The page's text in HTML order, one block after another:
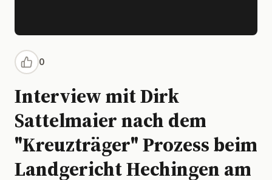
0
Interview mit Dirk
Sattelmaier nach dem
"Kreuzträger" Prozess beim
Landgericht Hechingen am